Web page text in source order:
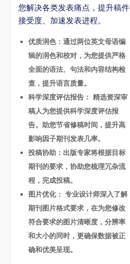
您解决各类发表痛点，提升稿件
接受度、加速发表进程。
优质润色：通过两位英文母语编
辑的润色和校对，为您提供严格
全面的语法、句法和内容结构检
查，提升语言质量。
科学深度评估报告： 精选资深审
稿人为您提供科学深度评估报
告。助您节省修稿时间，提升高
影响因子期刊发表几率。
投稿协助：出版专家将根据目标
期刊的要求，协助您梳理冗杂流
程，完成投稿。
图片优化： 专业设计师深入了解
期刊图片格式要求，在为您修改
符合要求的图片清晰度，分辨率
和大小的同时，更确保数据被正
确和优美呈现。